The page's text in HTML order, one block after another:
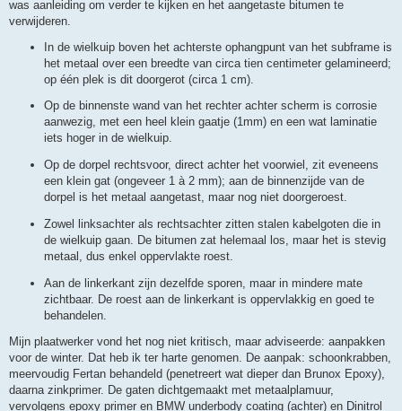
was aanleiding om verder te kijken en het aangetaste bitumen te
verwijderen.
In de wielkuip boven het achterste ophangpunt van het subframe is
het metaal over een breedte van circa tien centimeter gelamineerd;
op één plek is dit doorgerot (circa 1 cm).
Op de binnenste wand van het rechter achter scherm is corrosie
aanwezig, met een heel klein gaatje (1mm) en een wat laminatie
iets hoger in de wielkuip.
Op de dorpel rechtsvoor, direct achter het voorwiel, zit eveneens
een klein gat (ongeveer 1 à 2 mm); aan de binnenzijde van de
dorpel is het metaal aangetast, maar nog niet doorgeroest.
Zowel linksachter als rechtsachter zitten stalen kabelgoten die in
de wielkuip gaan. De bitumen zat helemaal los, maar het is stevig
metaal, dus enkel oppervlakte roest.
Aan de linkerkant zijn dezelfde sporen, maar in mindere mate
zichtbaar. De roest aan de linkerkant is oppervlakkig en goed te
behandelen.
Mijn plaatwerker vond het nog niet kritisch, maar adviseerde: aanpakken
voor de winter. Dat heb ik ter harte genomen. De aanpak: schoonkrabben,
meervoudig Fertan behandeld (penetreert wat dieper dan Brunox Epoxy),
daarna zinkprimer. De gaten dichtgemaakt met metaalplamuur,
vervolgens epoxy primer en BMW underbody coating (achter) en Dinitrol